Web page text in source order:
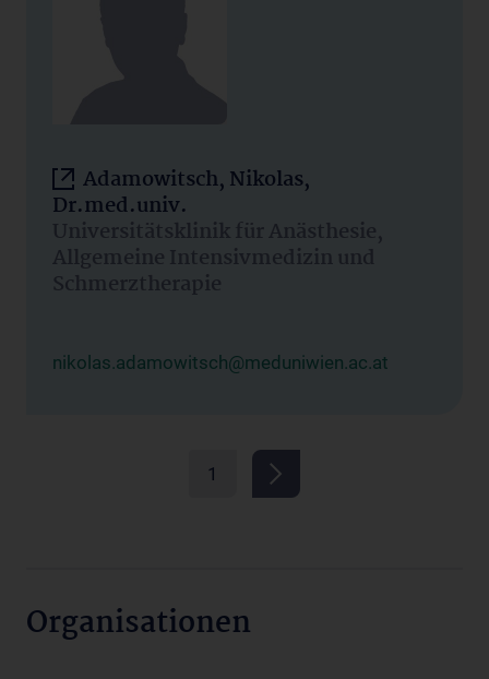
Adamowitsch, Nikolas,
Dr.med.univ.
Universitätsklinik für Anästhesie,
Allgemeine Intensivmedizin und
Schmerztherapie
nikolas.adamowitsch@meduniwien.ac.at
1
Organisationen